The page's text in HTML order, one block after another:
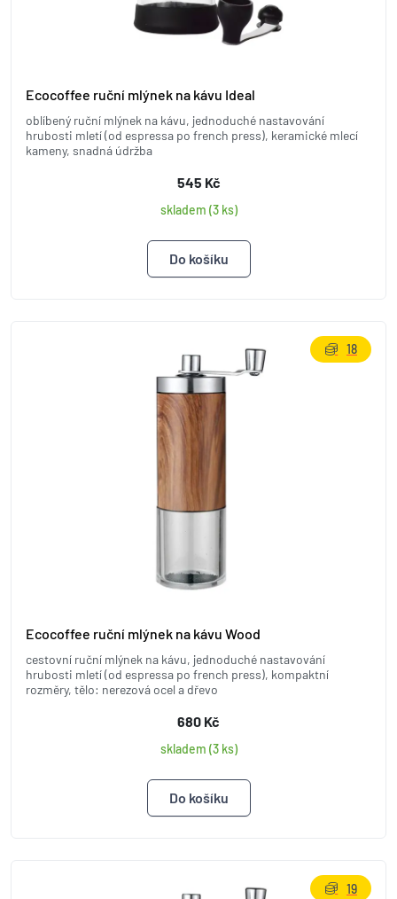
Ecocoffee ruční mlýnek na kávu Ideal
oblíbený ruční mlýnek na kávu, jednoduché nastavování
hrubosti mletí (od espressa po french press), keramické mlecí
kameny, snadná údržba
545 Kč
skladem (3 ks)
Ecocoffee ruční mlýnek na kávu Wood
cestovní ruční mlýnek na kávu, jednoduché nastavování
hrubosti mletí (od espressa po french press), kompaktní
rozměry, tělo: nerezová ocel a dřevo
680 Kč
skladem (3 ks)
18
19